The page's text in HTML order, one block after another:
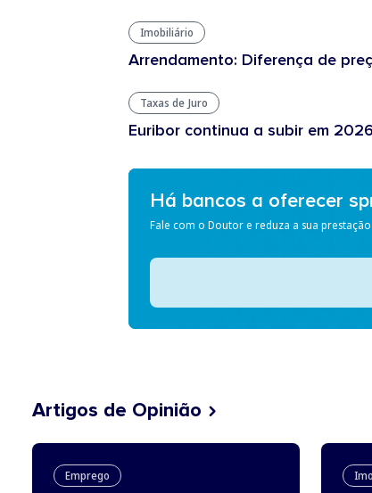
Imobiliário
Arrendamento: Diferença de
Taxas de Juro
Euribor continua a subir em
Há bancos a oferecer
Fale com o Doutor e reduza a sua prestação
Artigos de Opinião
Emprego